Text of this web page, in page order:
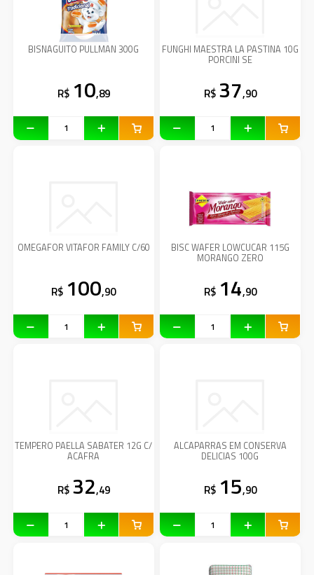
BISNAGUITO PULLMAN 300G
R$ 10,89
FUNGHI MAESTRA LA PASTINA 10G
PORCINI SE
R$ 37,90
OMEGAFOR VITAFOR FAMILY C/60
R$ 100,90
BISC WAFER LOWCUCAR 115G
MORANGO ZERO
R$ 14,90
TEMPERO PAELLA SABATER 12G C/
ACAFRA
R$ 32,49
ALCAPARRAS EM CONSERVA
DELICIAS 100G
R$ 15,90